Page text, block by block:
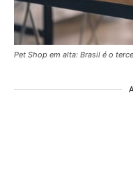
Pet Shop em alta: Brasil é o